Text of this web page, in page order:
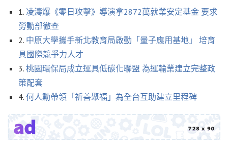
1. 凌濤爆《零日攻擊》導演拿2872萬就業安定基金 要求
勞動部徹查
2. 中原大學攜手新北教育局啟動「量子應用基地」 培育
具國際競爭力人才
3. 桃園環保局成立運具低碳化聯盟 為運輸業建立完整政
策配套
4. 何人勳帶領「祈善聚福」為全台互助建立里程碑